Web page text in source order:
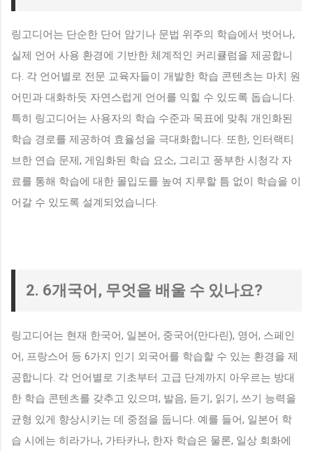
링고디어는 단순한 단어 암기나 문법 위주의 학습에서 벗어나,
실제 언어 사용 환경에 기반한 체계적인 커리큘럼을 제공합니
다. 각 언어별로 전문 교육자들이 개발한 학습 콘텐츠는 마치 원
어민과 대화하듯 자연스럽게 언어를 익힐 수 있도록 돕습니다.
특히 링고디어는 사용자의 학습 수준과 목표에 맞춰 개인화된
학습 경로를 제공하여 효율성을 극대화합니다. 또한, 인터랙티
브한 연습 문제, 게임화된 학습 요소, 그리고 풍부한 시청각 자
료를 통해 학습에 대한 몰입도를 높여 지루할 틈 없이 학습을 이
어갈 수 있도록 설계되었습니다.
2. 6개국어, 무엇을 배울 수 있나요?
링고디어는 현재 한국어, 일본어, 중국어(만다린), 영어, 스페인
어, 프랑스어 등 6가지 인기 외국어를 학습할 수 있는 환경을 제
공합니다. 각 언어별로 기초부터 고급 단계까지 아우르는 방대
한 학습 콘텐츠를 갖추고 있으며, 발음, 듣기, 읽기, 쓰기 능력을
균형 있게 향상시키는 데 중점을 둡니다. 예를 들어, 일본어 학
습 시에는 히라가나, 가타카나, 한자 학습은 물론, 일상 회화에